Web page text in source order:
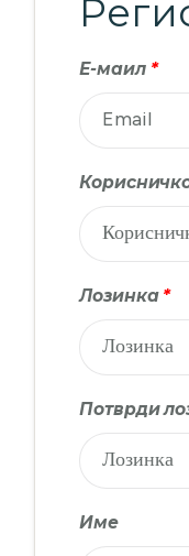
Е-маил *
Лозинка *
Потврди
Име